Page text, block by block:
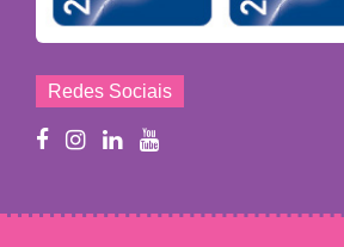
Redes Sociais